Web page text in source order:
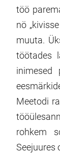
töö
nö
muuta.
töötades
inimesed
Meetodi
rohkem
Seejuures